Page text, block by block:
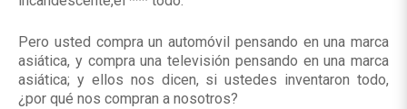
Pero usted compra un automóvil pensando en una marca
asiática, y compra una televisión pensando en una marca
asiática; y ellos nos dicen, si ustedes inventaron todo,
¿por qué nos compran a nosotros?